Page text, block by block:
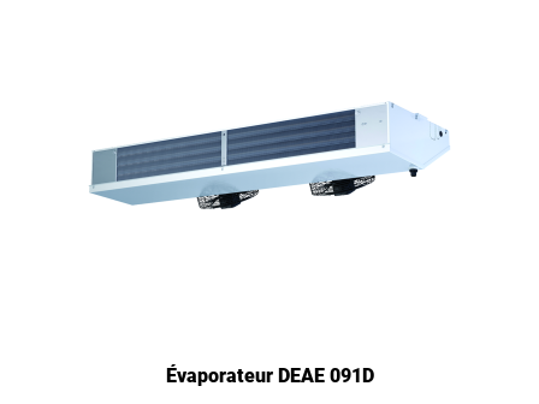
Évaporateur DEAE 091D